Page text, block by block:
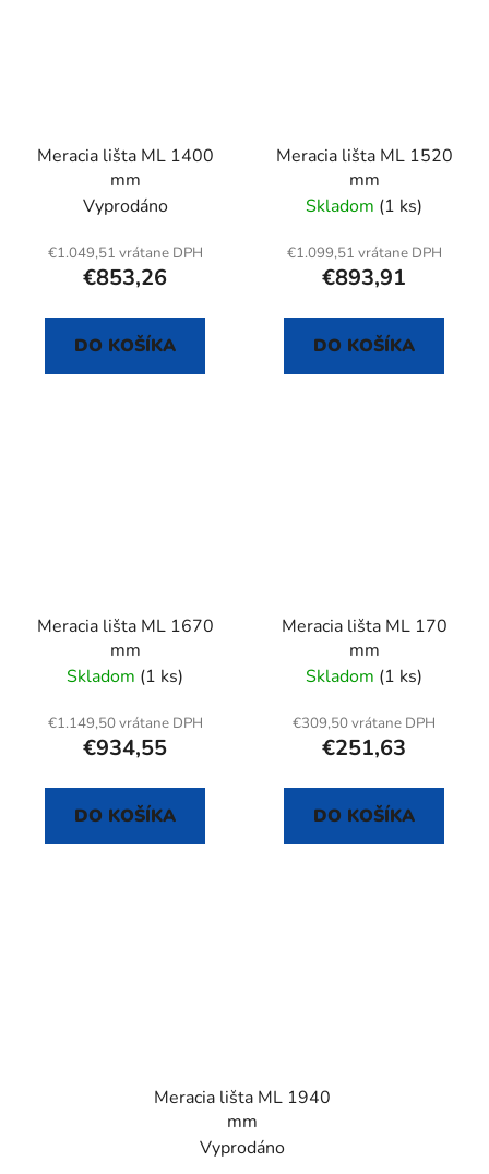
Meracia lišta ML 1400
mm
Vyprodáno
€1.049,51 vrátane DPH
€853,26
DO KOŠÍKA
Meracia lišta ML 1520
mm
Skladom (1 ks)
€1.099,51 vrátane DPH
€893,91
DO KOŠÍKA
Meracia lišta ML 1670
mm
Skladom (1 ks)
€1.149,50 vrátane DPH
€934,55
DO KOŠÍKA
Meracia lišta ML 170
mm
Skladom (1 ks)
€309,50 vrátane DPH
€251,63
DO KOŠÍKA
Meracia lišta ML 1940
mm
Vyprodáno